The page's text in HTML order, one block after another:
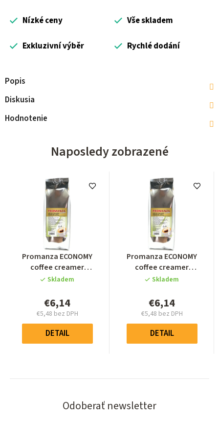
Nízké ceny Vše skladem
Exkluzivní výběr Rychlé dodání
Popis
Diskusia
Hodnotenie
Naposledy zobrazené
Priemerné
hodnotenie
produktu
0,0
z
hviezdičiek.
Promanza ECONOMY
coffee creamer
PREMIUM 1000g
Skladem
€6,14
€5,48 bez DPH
Jednotková
cena:
DETAIL
Priemerné
hodnotenie
produktu
0,0
z
hviezdičiek.
Promanza ECONOMY
coffee creamer
PREMIUM 1000g
Skladem
€6,14
€5,48 bez DPH
Jednotková
cena:
DETAIL
Odoberať newsletter